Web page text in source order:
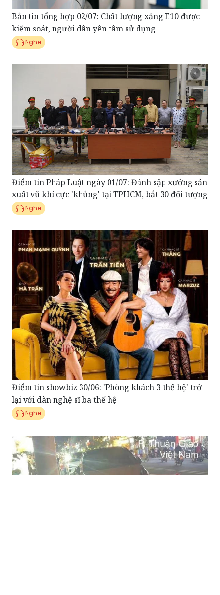
kiểm soát, người dân yên tâm sử dụng
Nghe
Điểm tin Pháp Luật ngày 01/07: Đánh sập xưởng sản
xuất vũ khí cực 'khủng' tại TPHCM, bắt 30 đối tượng
Nghe
Điểm tin showbiz 30/06: 'Phòng khách 3 thế hệ' trở
lại với dàn nghệ sĩ ba thế hệ
Nghe